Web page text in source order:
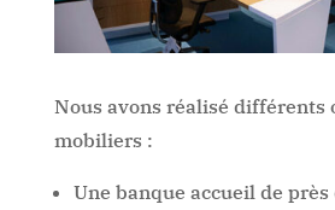
Nous avons réalisé différents
mobiliers :
Une banque accueil de près